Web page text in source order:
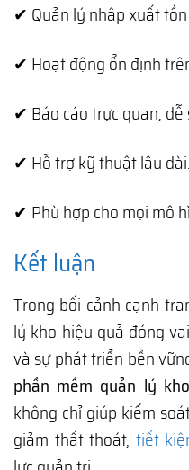
✔ Quản lý nhập xuất
✔ Hoạt động ổn định
✔ Báo cáo trực quan, dễ
✔ Hỗ trợ kỹ thuật lâu dài.
✔ Phù hợp cho mọi mô
Kết luận
Trong bối cảnh cạnh
lý kho hiệu quả đóng
và sự phát triển bền
phần mềm quản lý
không chỉ giúp kiểm
giảm thất thoát, tiết